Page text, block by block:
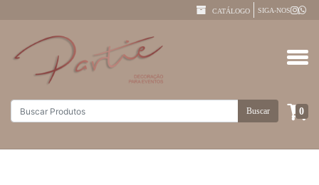
CATÁLOGO SIGA-NOS
Buscar 0